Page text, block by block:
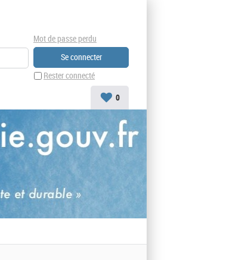
Rester connecté
Mot de passe perdu
0